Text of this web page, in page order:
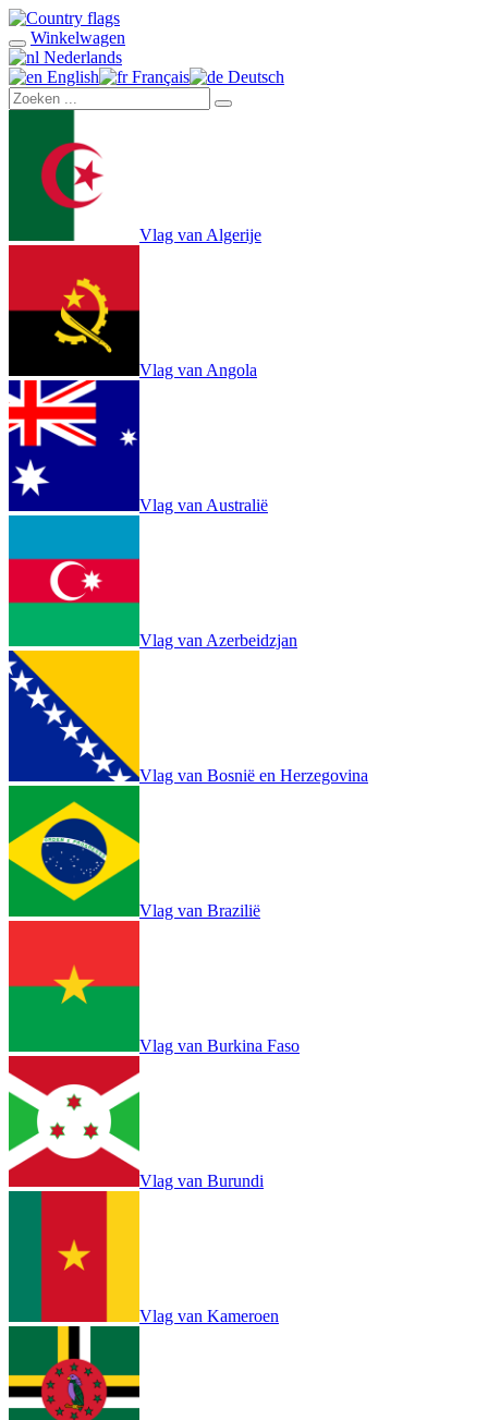
Winkelwagen
Nederlands
English
Français Deutsch
Vlag van Algerije
Vlag van Angola
Vlag van Australië
Vlag van Azerbeidzjan
Vlag van Bosnië en Herzegovina
Vlag van Brazilië
Vlag van Burkina Faso
Vlag van Burundi
Vlag van Kameroen